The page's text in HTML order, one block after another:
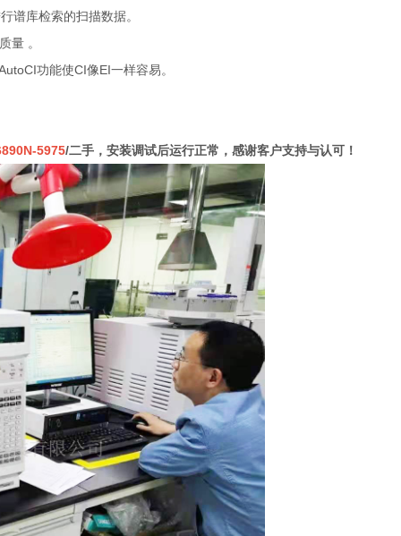
谱库检索的扫描数据。
量 。
功能使CI像EI一样容易。
5975/二手，安装调试后运行正常，感谢客户支持与认可！